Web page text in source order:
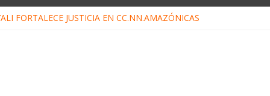
FORTALECE JUSTICIA EN CC.NN.AMAZÓNICAS